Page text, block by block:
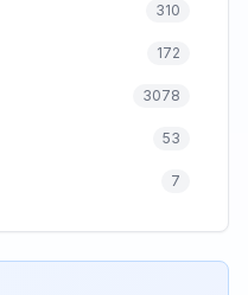
310
172
3078
53
7